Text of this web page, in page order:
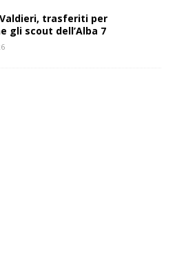
trasferiti per
gli scout dell’Alba 7